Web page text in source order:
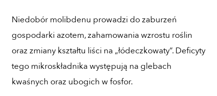
Niedobór molibdenu prowadzi do zaburzeń
gospodarki azotem, zahamowania wzrostu roślin
oraz zmiany kształtu liści na „łódeczkowaty”. Deficyty
tego mikroskładnika występują na glebach
kwaśnych oraz ubogich w fosfor.